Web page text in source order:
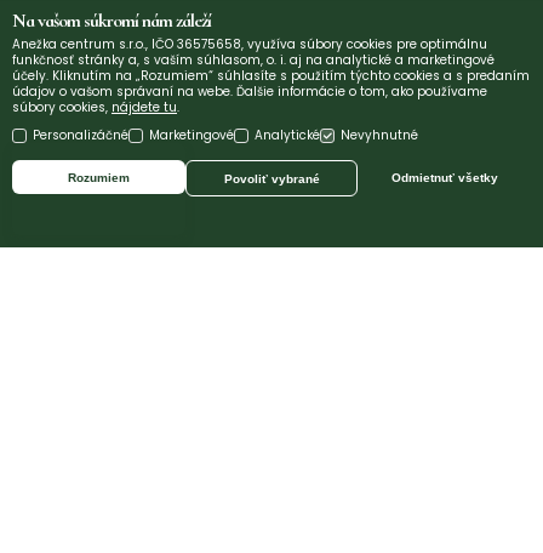
Na vašom súkromí nám záleží
Anežka centrum s.r.o., IČO 36575658, využíva súbory cookies pre optimálnu
funkčnosť stránky a, s vaším súhlasom, o. i. aj na analytické a marketingové
účely. Kliknutím na „Rozumiem“ súhlasíte s použitím týchto cookies a s predaním
údajov o vašom správaní na webe. Ďalšie informácie o tom, ako používame
súbory cookies, nájdete tu.
Personalizáčné
Marketingové Analytické Nevyhnutné
Rozumiem Povoliť vybrané Odmietnuť všetky